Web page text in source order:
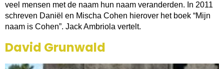
veel mensen met de naam hun naam veranderden. In 2011
schreven Daniël en Mischa Cohen hierover het boek “Mijn
naam is Cohen”. Jack Ambriola vertelt.
David Grunwald